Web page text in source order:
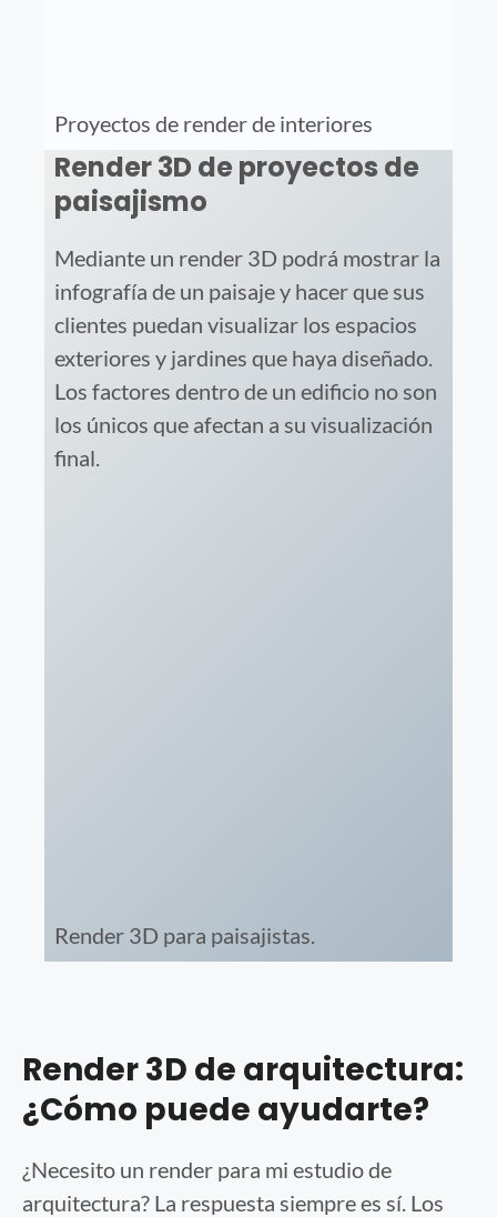
Proyectos de render de interiores
Render 3D de proyectos de
paisajismo
Mediante un render 3D podrá mostrar la
infografía de un paisaje y hacer que sus
clientes puedan visualizar los espacios
exteriores y jardines que haya diseñado.
Los factores dentro de un edificio no son
los únicos que afectan a su visualización
final.
Render 3D para paisajistas.
Render 3D de arquitectura:
¿Cómo puede ayudarte?
¿Necesito un render para mi estudio de
arquitectura? La respuesta siempre es sí. Los